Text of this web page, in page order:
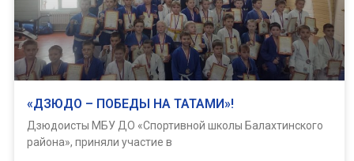
«ДЗЮДО – ПОБЕДЫ НА ТАТАМИ»!
Дзюдоисты МБУ ДО «Спортивной школы Балахтинского
района», приняли участие в